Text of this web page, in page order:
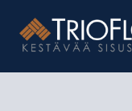
sisältöön